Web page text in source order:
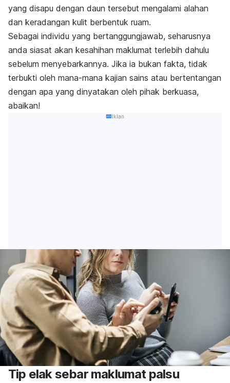
yang disapu dengan daun tersebut mengalami alahan
dan keradangan kulit berbentuk ruam.
Sebagai individu yang bertanggungjawab, seharusnya
anda siasat akan kesahihan maklumat terlebih dahulu
sebelum menyebarkannya. Jika ia bukan fakta, tidak
terbukti oleh mana-mana kajian sains atau bertentangan
dengan apa yang dinyatakan oleh pihak berkuasa,
abaikan!
Iklan
Tip elak sebar maklumat palsu